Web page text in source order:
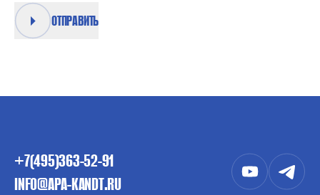
ОТПРАВИТЬ
+7(495)363-52-91
INFO@APA-KANDT.RU